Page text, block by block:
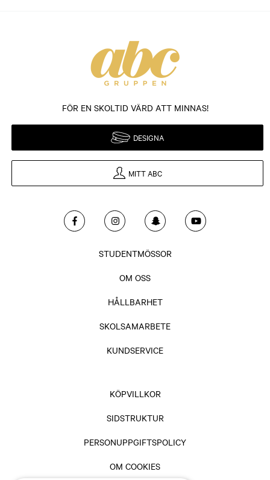
STUDENTMÖSSOR
OM OSS
HÅLLBARHET
SKOLSAMARBETE
KUNDSERVICE
FÖR EN SKOLTID VÄRD ATT MINNAS!
DESIGNA
MITT ABC
KÖPVILLKOR
SIDSTRUKTUR
PERSONUPPGIFTSPOLICY
OM COOKIES